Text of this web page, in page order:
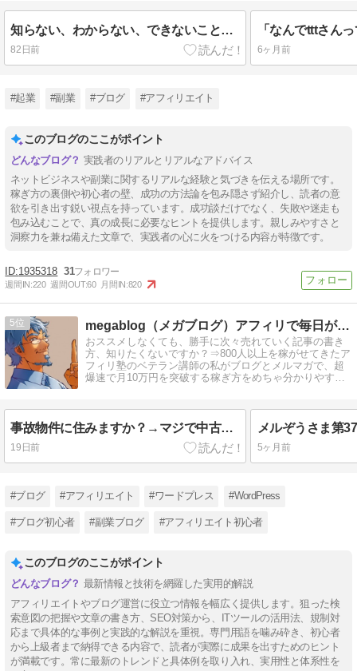
知らない、わからない、できないことが多い？そんなん最高やん！！って話
82日前 6ヶ月前
#起業 #副業 #ブログ #アフィリエイト
このブログのここがポイント
実践者のリアルとリアルなアドバイス
ネットビジネスや副業に関するリアルな経験と気づきを伝える場所です。
稼ぎ方の裏側や初心者の壁、成功の方法論を包み隠さず紹介し、読者の意
欲を引き出す鋭い視点を持っています。成功談だけでなく、失敗や迷走も
包み込むことで、真の成長に必要なヒントを提供します。親しみやすさと
洞察力を兼ね備えた文章で、実践者の心に火をつける内容が特徴です。
1935318 31
週間IN:220 週間OUT:60 月間IN:820
5 megablog（メガブログ）アフィリで毎日が給料日に！
おススメしなくても、勝手に次々売れていく記事の書き
方、知りたくないですか？⇒800人以上を稼がせてきたア
フィリ塾のベテラン講師の私がブログとメルマガで、超
爆速で月10万円を突破する稼ぎ方をめちゃ分かりやすく
事故物件に住みますか？→マジで中古ドメインとか、やめなよ！
19日前 5ヶ月前
#ブログ #アフィリエイト #ワードプレス #WordPress
#ブログ初心者 #副業ブログ #アフィリエイト初心者
このブログのここがポイント
最新情報と技術を網羅した実用的解説
アフィリエイトやブログ運営に役立つ情報を幅広く提供します。狙った検
索意図の把握や文章の書き方、SEO対策から、ITツールの活用法、規制対
応まで具体的な事例と実践的な解説を重視。専門用語を噛み砕き、初心者
から上級者まで納得できる内容で、読者が実際に成果を出すためのヒント
が満載です。常に最新のトレンドと具体例を取り入れ、実用性と体系性を